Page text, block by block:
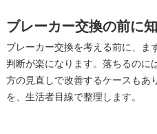
ブレーカー交換の前に
ブレーカー交換を考える前に、ま
判断が楽になります。落ちるの
方の見直しで改善するケースもあ
を、生活者目線で整理します。